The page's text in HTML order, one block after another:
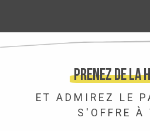
Prenez de la
ET ADMIREZ LE
S'OFFRE À